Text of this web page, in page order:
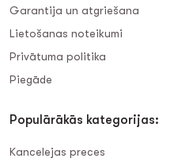
Garantija un atgriešana
Lietošanas noteikumi
Privātuma politika
Piegāde
Populārākās kategorijas:
Kancelejas preces